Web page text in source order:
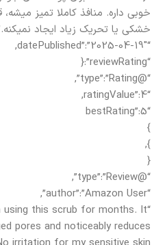
خوبی داره. منافذ کاملا تمیز
خشکی یا تحریک زیاد ایجاد
“datePublished”:”2025-04-19″,
“reviewRating”:{
“@type”:”Rating”,
“ratingValue”:4,
“bestRating”:5
}
},
{
“@type”:”Review”,
“author”:”Amazon User”,
using this scrub for months. It
pores and noticeably reduces